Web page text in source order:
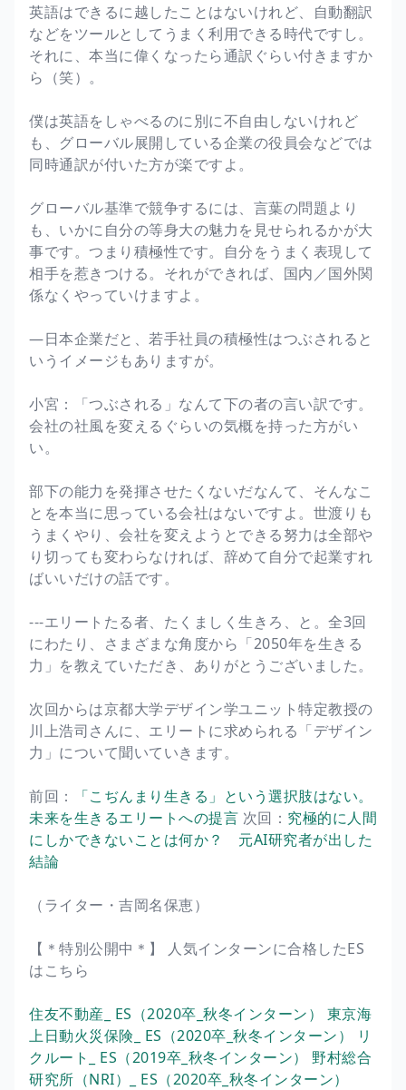
英語はできるに越したことはないけれど、自動翻訳
などをツールとしてうまく利用できる時代ですし。
それに、本当に偉くなったら通訳ぐらい付きますか
ら（笑）。
僕は英語をしゃべるのに別に不自由しないけれど
も、グローバル展開している企業の役員会などでは
同時通訳が付いた方が楽ですよ。
グローバル基準で競争するには、言葉の問題より
も、いかに自分の等身大の魅力を見せられるかが大
事です。つまり積極性です。自分をうまく表現して
相手を惹きつける。それができれば、国内／国外関
係なくやっていけますよ。
―日本企業だと、若手社員の積極性はつぶされると
いうイメージもありますが。
小宮：「つぶされる」なんて下の者の言い訳です。
会社の社風を変えるぐらいの気概を持った方がい
い。
部下の能力を発揮させたくないだなんて、そんなこ
とを本当に思っている会社はないですよ。世渡りも
うまくやり、会社を変えようとできる努力は全部や
り切っても変わらなければ、辞めて自分で起業すれ
ばいいだけの話です。
---エリートたる者、たくましく生きろ、と。全3回
にわたり、さまざまな角度から「2050年を生きる
力」を教えていただき、ありがとうございました。
次回からは京都大学デザイン学ユニット特定教授の
川上浩司さんに、エリートに求められる「デザイン
力」について聞いていきます。
前回：
「こぢんまり生きる」という選択肢はない。
未来を生きるエリートへの提言 次回： 究極的に人間
にしかできないことは何か？ 元AI研究者が出した
結論
（ライター・吉岡名保恵）
【＊特別公開中＊】 人気インターンに合格したES
はこちら
住友不動産_ ES（2020卒_秋冬インターン） 東京海
上日動火災保険_ ES（2020卒_秋冬インターン）
リ
クルート_ ES（2019卒_秋冬インターン） 野村総合
研究所（NRI）_ ES（2020卒_秋冬インターン）